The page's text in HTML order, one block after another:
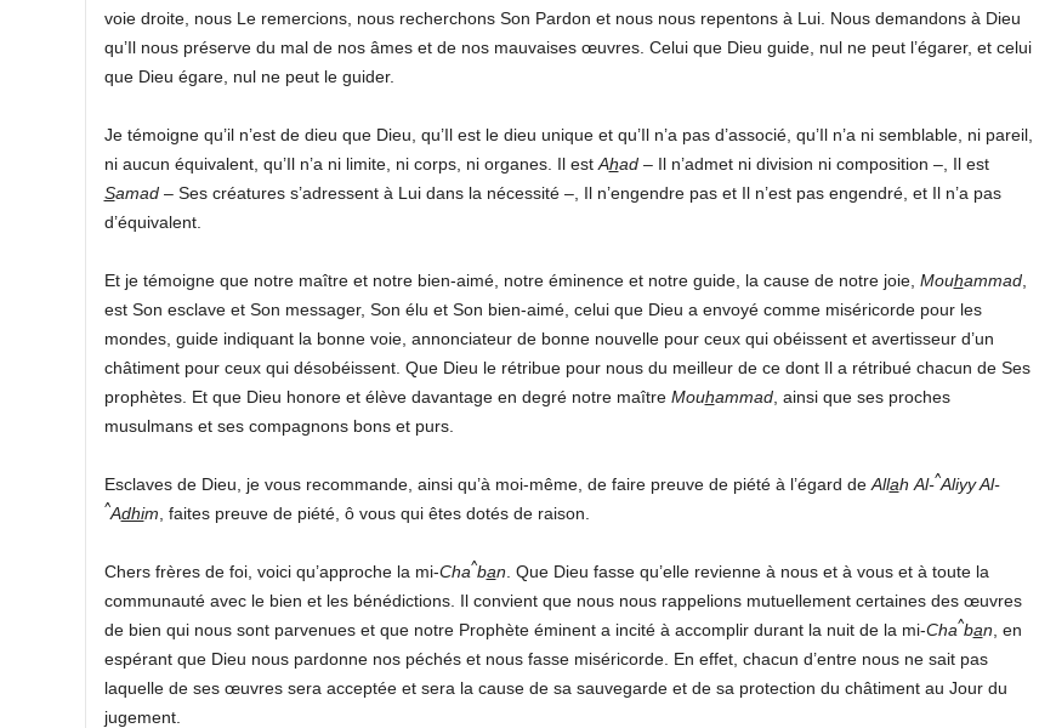
voie droite, nous Le remercions, nous recherchons Son Pardon et nous nous repentons à Lui. Nous demandons à Dieu
qu’Il nous préserve du mal de nos âmes et de nos mauvaises œuvres. Celui que Dieu guide, nul ne peut l’égarer, et celui
que Dieu égare, nul ne peut le guider.
Je témoigne qu’il n’est de dieu que Dieu, qu’Il est le dieu unique et qu’Il n’a pas d’associé, qu’Il n’a ni semblable, ni pareil,
ni aucun équivalent, qu’Il n’a ni limite, ni corps, ni organes. Il est Ahad– Il n’admet ni division ni composition –, Il est
Samad– Ses créatures s’adressent à Lui dans la nécessité –, Il n’engendre pas et Il n’est pas engendré, et Il n’a pas
d’équivalent.
Et je témoigne que notre maître et notre bien-aimé, notre éminence et notre guide, la cause de notre joie, Mouhammad,
est Son esclave et Son messager, Son élu et Son bien-aimé, celui que Dieu a envoyé comme miséricorde pour les
mondes, guide indiquant la bonne voie, annonciateur de bonne nouvelle pour ceux qui obéissent et avertisseur d’un
châtiment pour ceux qui désobéissent. Que Dieu le rétribue pour nous du meilleur de ce dont Il a rétribué chacun de Ses
prophètes. Et que Dieu honore et élève davantage en degré notre maître Mouhammad, ainsi que ses proches
musulmans et ses compagnons bons et purs.
Esclaves de Dieu, je vous recommande, ainsi qu’à moi-même, de faire preuve de piété à l’égard de Allah Al-^Aliyy Al-
^Adhim , faites preuve de piété, ô vous qui êtes dotés de raison.
Chers frères de foi, voici qu’approche la mi-Cha^ban . Que Dieu fasse qu’elle revienne à nous et à vous et à toute la
communauté avec le bien et les bénédictions. Il convient que nous nous rappelions mutuellement certaines des œuvres
de bien qui nous sont parvenues et que notre Prophète éminent a incité à accomplir durant la nuit de la mi-Cha^ban , en
espérant que Dieu nous pardonne nos péchés et nous fasse miséricorde. En effet, chacun d’entre nous ne sait pas
laquelle de ses œuvres sera acceptée et sera la cause de sa sauvegarde et de sa protection du châtiment au Jour du
jugement.